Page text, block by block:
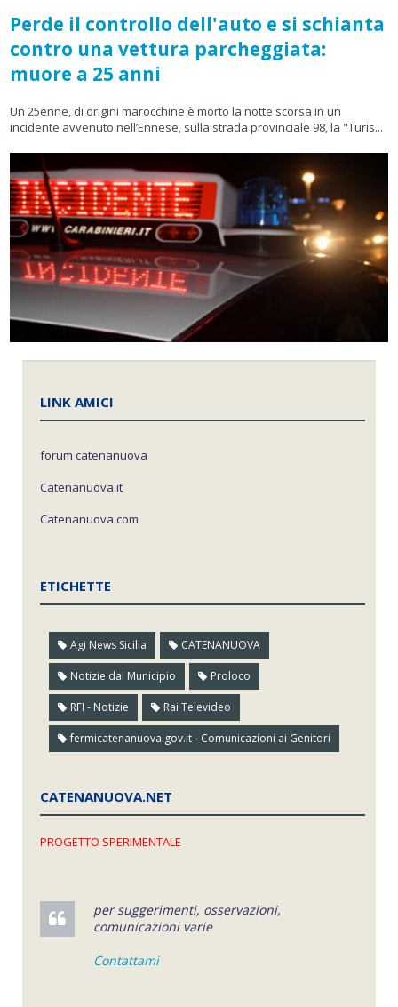
Perde il controllo dell'auto e si schianta
contro una vettura parcheggiata:
muore a 25 anni
Un 25enne, di origini marocchine è morto la notte scorsa in un
incidente avvenuto nell’Ennese, sulla strada provinciale 98, la "Turis...
LINK AMICI
forum catenanuova
Catenanuova.it
Catenanuova.com
ETICHETTE
Agi News Sicilia CATENANUOVA
Notizie dal Municipio Proloco
RFI - Notizie Rai Televideo
fermicatenanuova.gov.it - Comunicazioni ai Genitori
CATENANUOVA.NET
PROGETTO SPERIMENTALE
per suggerimenti, osservazioni,
comunicazioni varie
Contattami